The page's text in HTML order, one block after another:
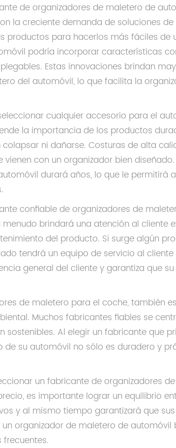
de organizadores de maletero de
la creciente demanda de soluciones
para hacerlos más fáciles de
podría incorporar características
Estas innovaciones brindan
del automóvil, lo que facilita la
cualquier accesorio para el
la importancia de los productos
ni dañarse. Costuras de alta
con un organizador bien
durará años, lo que le permitirá
confiable de organizadores de
brindará una atención al cliente
del producto. Si surge algún
tendrá un equipo de servicio al
general del cliente y garantiza que
de maletero para el coche, también
Muchos fabricantes fiables se
Al elegir un fabricante que
su automóvil no sólo es duradero y
un fabricante de organizadores
es importante lograr un equilibrio
y al mismo tiempo garantizará que
organizador de maletero de automóvil